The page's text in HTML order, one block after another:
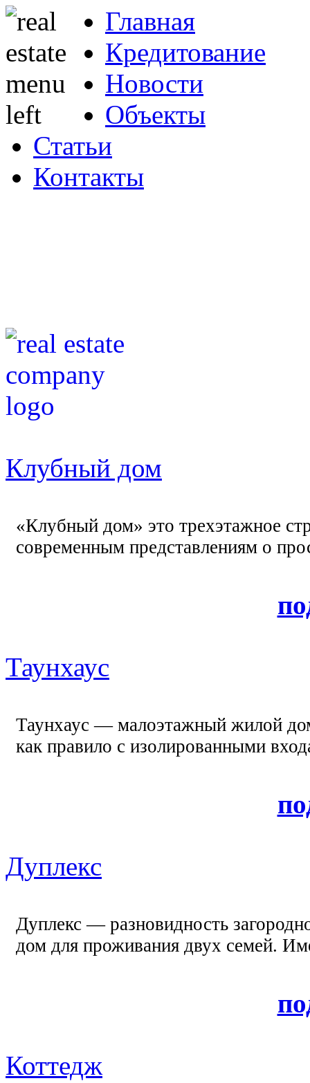
Главная
Кредитование
Новости
Объекты
Статьи
Контакты
Клубный дом
«Клубный дом» это трехэтажное
современным представлениям о
Таунхаус
Таунхаус — малоэтажный жилой
как правило с изолированными
Дуплекс
Дуплекс — разновидность
дом для проживания двух семей.
Коттедж